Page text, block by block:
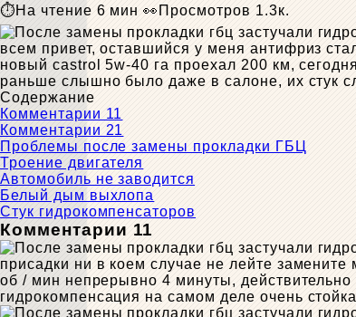
На чтение 6 мин Просмотров 1.3к.
всем привет, оставшийся у меня антифриз
новый castrol 5w-40 га проехал 200 км,
раньше слышно было даже в салоне, их стук
Содержание
Комментарии 11
Комментарии 21
Проблемы после замены прокладки ГБЦ
Троение двигателя
Автомобиль не заводится
Белый дым выхлопа
Стук гидрокомпенсаторов
Комментарии 11
присадки ни в коем случае не лейте
об / мин непрерывно 4 минуты, действительно
гидрокомпенсация на самом деле очень